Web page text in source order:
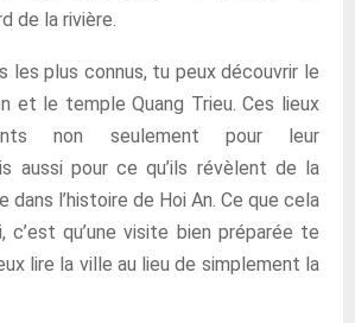
de la rivière.
les plus connus, tu peux découvrir le
et le temple Quang Trieu. Ces lieux
non seulement pour leur
aussi pour ce qu’ils révèlent de la
dans l’histoire de Hoi An. Ce que cela
c’est qu’une visite bien préparée te
lire la ville au lieu de simplement la